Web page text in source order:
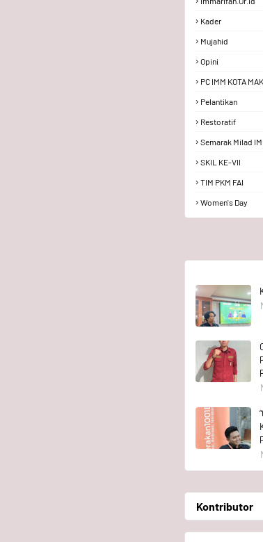
Kader
Mujahid
Opini
PC IMM KOTA
Pelantikan
Restoratif
Semarak Milad
SKIL KE-VII
TIM PKM FAI
Women's Day
Kontributor